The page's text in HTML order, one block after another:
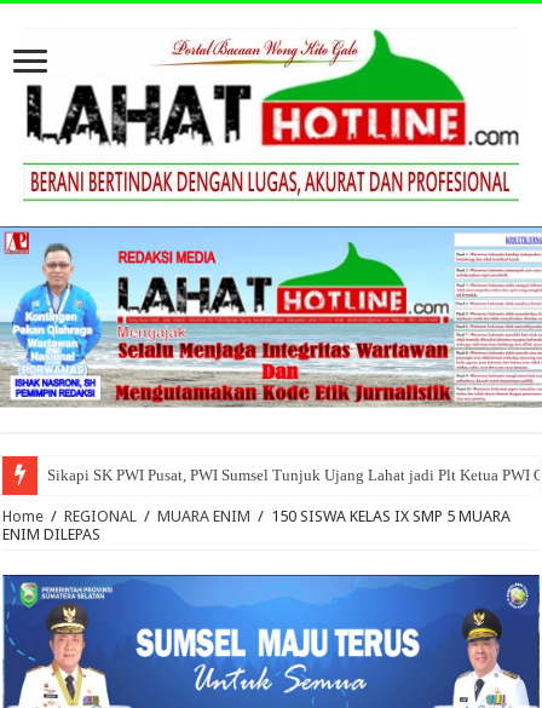
Sikapi SK PWI Pusat, PWI Sumsel Tunjuk Ujang Lahat jadi Plt Ketua PWI
Home / REGIONAL / MUARA ENIM / 150 SISWA KELAS IX SMP 5 MUARA
ENIM DILEPAS